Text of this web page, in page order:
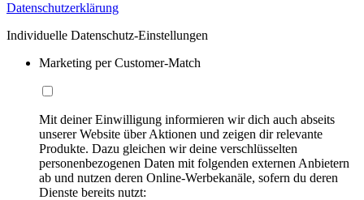
Datenschutzerklärung
Individuelle Datenschutz-Einstellungen
Marketing per Customer-Match
Mit deiner Einwilligung informieren wir dich auch abseits
unserer Website über Aktionen und zeigen dir relevante
Produkte. Dazu gleichen wir deine verschlüsselten
personenbezogenen Daten mit folgenden externen Anbietern
ab und nutzen deren Online-Werbekanäle, sofern du deren
Dienste bereits nutzt: